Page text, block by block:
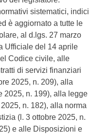
sistematici, indici
è aggiornato a tutte le
al d.lgs. 27 marzo
Ufficiale del 14 aprile
Codice civile, alle
di servizi finanziari
2025, n. 209), alla
2025, n. 199), alla legge
n. 182), alla norma
(l. 3 ottobre 2025, n.
e alle Disposizioni e